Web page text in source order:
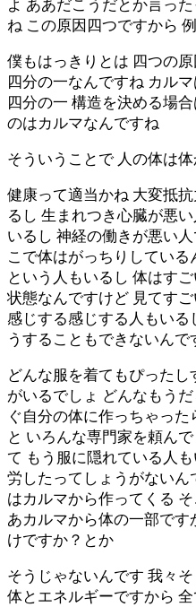
よ ああだこうだとか言っ
ね この原因四つですから
僕もはっきりとは 四つの
四分の一なんですね カル
四分の一 構造を決める場
のはカルマなんですね
そういうことで 人の体は
健康って適当かね 大変抵
るし 生まれつき心臓が悪
いるし 神経の働きが悪い
こで体はがっちりしてい
という人もいるし 体はす
状態なんですけど 見てす
感じする感じする人もい
うすることもできないん
どんな服を着てもぴった
がいるでしょ どんなもう
ぐ自分の体に作っちゃっ
と いろんな専門家を頼ん
て もう服に隠れている人
労したってしょうがない
はカルマから作ってくる
あカルマから体の一部で
けですか？とか
そうじゃないんです 我々
体とエネルギーですから